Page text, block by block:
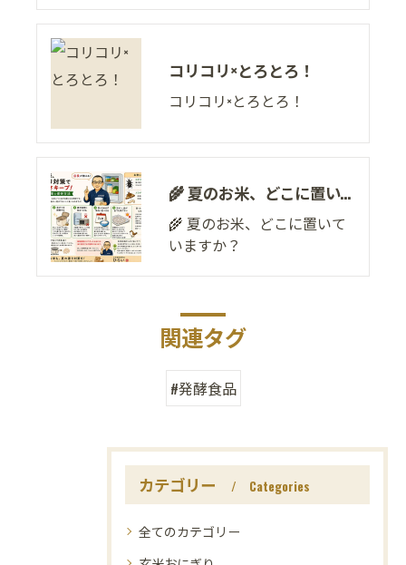
コリコリ×とろとろ！
コリコリ×とろとろ！
🌾 夏のお米、どこに置いていますか？
🌾 夏のお米、どこに置いて
いますか？
関連タグ
#発酵食品
カテゴリー Categories
全てのカテゴリー